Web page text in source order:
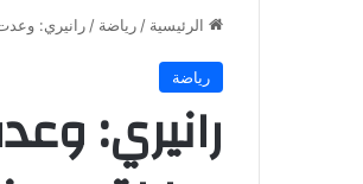
الرئيسية /رياضة /رانيري: وعدت
رياضة
رانيري: